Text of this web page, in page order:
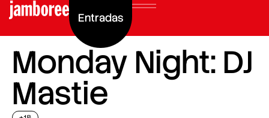
Entradas
Monday Night: DJ
Mastie